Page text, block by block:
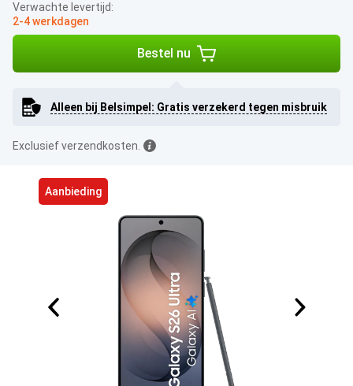
Aanbieding
Verwachte levertijd:
2-4 werkdagen
Bestel nu
Alleen bij Belsimpel: Gratis verzekerd tegen misbruik
Exclusief verzendkosten.